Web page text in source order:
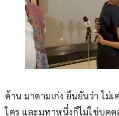
ด้าน มาดามเก่ง ยืนยันว่า ไม่
ใคร และมหาหนึ่งก็ไม่ใช่บุค